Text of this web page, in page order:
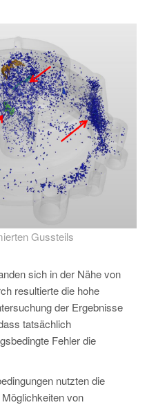
Gussteils
sich in der Nähe von
resultierte die hohe
der Ergebnisse
tatsächlich
Fehler die
nutzten die
von